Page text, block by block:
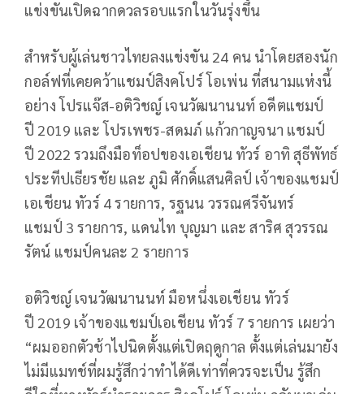
แข่งขันเปิดฉากดวลรอบแรกในวันรุ่งขึ้น
สำหรับผู้เล่นชาวไทยลงแข่งขัน 24 คน นำโดยสองนัก
กอล์ฟที่เคยคว้าแชมป์สิงคโปร์ โอเพ่น ที่สนามแห่งนี้
อย่าง โปรแจ๊ส-อติวิชญ์ เจนวัฒนานนท์ อดีตแชมป์
ปี 2019 และ โปรเพชร-สดมภ์ แก้วกาญจนา แชมป์
ปี 2022 รวมถึงมือท็อปของเอเชียน ทัวร์ อาทิ สุธีพัทธ์
ประทีปเธียรชัย และ ภูมิ ศักดิ์แสนศิลป์ เจ้าของแชมป์
เอเชียน ทัวร์ 4รายการ, รฐนน วรรณศรีจันทร์
แชมป์ 3 รายการ, แดนไท บุญมา และ สาริศ สุวรรณ
รัตน์ แชมป์คนละ 2 รายการ
อติวิชญ์ เจนวัฒนานนท์ มือหนึ่งเอเชียน ทัวร์
ปี 2019 เจ้าของแชมป์เอเชียน ทัวร์ 7 รายการ เผยว่า
“ผมออกตัวช้าไปนิดตั้งแต่เปิดฤดูกาล ตั้งแต่เล่นมายัง
ไม่มีแมทช์ที่ผมรู้สึกว่าทำได้ดีเท่าที่ควรจะเป็น รู้สึก